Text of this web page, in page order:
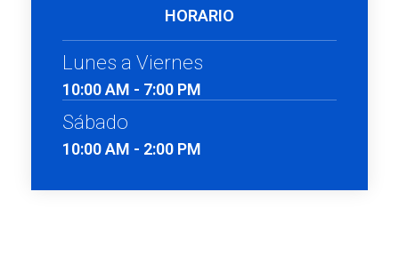
HORARIO
Lunes a Viernes
10:00 AM - 7:00 PM
Sábado
10:00 AM - 2:00 PM